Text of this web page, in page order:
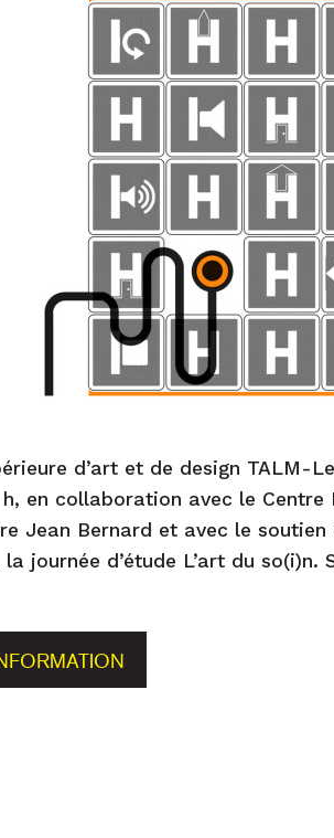
d’art et de design TALM-
en collaboration avec le
Jean Bernard et avec le
journée d’étude L’art du so(i)n.